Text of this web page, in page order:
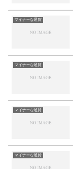
マイナーな通貨
マイナーな通貨
マイナーな通貨
マイナーな通貨